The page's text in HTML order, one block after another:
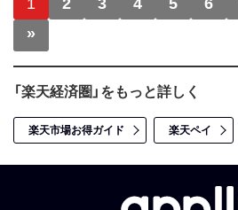
»最終ページ
「楽天経済圏」をもっと詳しく
楽天市場お得ガイド 楽天ペイ